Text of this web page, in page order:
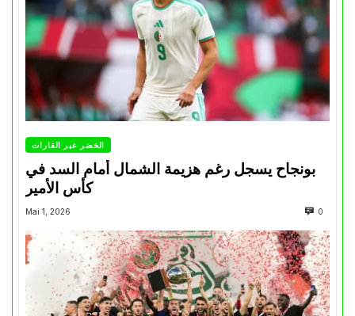
الخضر عبر القارات
بونجاح يسجل رغم هزيمة الشمال أمام السد في
كأس الأمير
Mai 1, 2026 0